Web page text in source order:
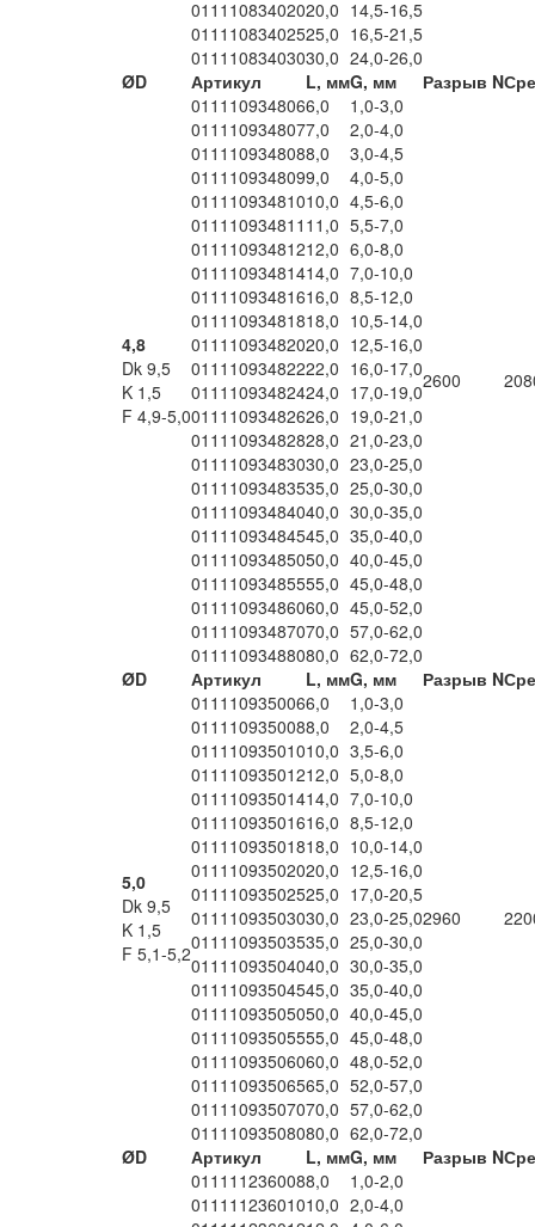
01111083402020,0 14,5-16,5
01111083402525,0 16,5-21,5
01111083403030,0 24,0-26,0
ØD
Артикул L, ммG, мм Разрыв N
4,8
Dk 9,5
K 1,5
F 4,9-5,0
0111109348066,0 1,0-3,0
2600
0111109348077,0
2,0-4,0
0111109348088,0
3,0-4,5
0111109348099,0
4,0-5,0
01111093481010,0 4,5-6,0
011110934811 11,0 5,5-7,0
01111093481212,0 6,0-8,0
01111093481414,0 7,0-10,0
01111093481616,0 8,5-12,0
01111093481818,0 10,5-14,0
01111093482020,0 12,5-16,0
01111093482222,0 16,0-17,0
01111093482424,0 17,0-19,0
01111093482626,0 19,0-21,0
01111093482828,0 21,0-23,0
01111093483030,0 23,0-25,0
01111093483535,0 25,0-30,0
01111093484040,0 30,0-35,0
01111093484545,0 35,0-40,0
01111093485050,0 40,0-45,0
01111093485555,0 45,0-48,0
01111093486060,0 45,0-52,0
01111093487070,0 57,0-62,0
01111093488080,0 62,0-72,0
ØD
Артикул L, ммG, мм Разрыв N
5,0
Dk 9,5
K 1,5
F 5,1-5,2
0111109350066,0 1,0-3,0
2960
0111109350088,0
2,0-4,5
01111093501010,0 3,5-6,0
01111093501212,0 5,0-8,0
01111093501414,0 7,0-10,0
01111093501616,0 8,5-12,0
01111093501818,0 10,0-14,0
01111093502020,0 12,5-16,0
01111093502525,0 17,0-20,5
01111093503030,0 23,0-25,0
01111093503535,0 25,0-30,0
01111093504040,0 30,0-35,0
01111093504545,0 35,0-40,0
01111093505050,0 40,0-45,0
01111093505555,0 45,0-48,0
01111093506060,0 48,0-52,0
01111093506565,0 52,0-57,0
01111093507070,0 57,0-62,0
01111093508080,0 62,0-72,0
ØD
Артикул L, ммG, мм Разрыв N
0111112360088,0
1,0-2,0
01111123601010,0 2,0-4,0